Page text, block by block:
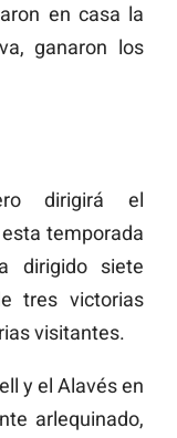
en casa la
ganaron los
dirigirá el
temporada
dirigido siete
tres victorias
visitantes.
y el Alavés en
arlequinado,